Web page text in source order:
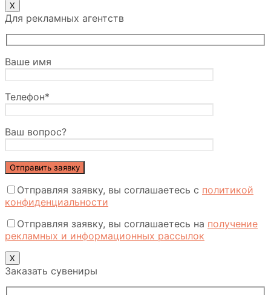
Х
Для рекламных агентств
Ваше имя
Телефон*
Ваш вопрос?
Отправляя заявку, вы соглашаетесь с политикой
конфиденциальности
Отправляя заявку, вы соглашаетесь на получение
рекламных и информационных рассылок
X
Заказать сувениры